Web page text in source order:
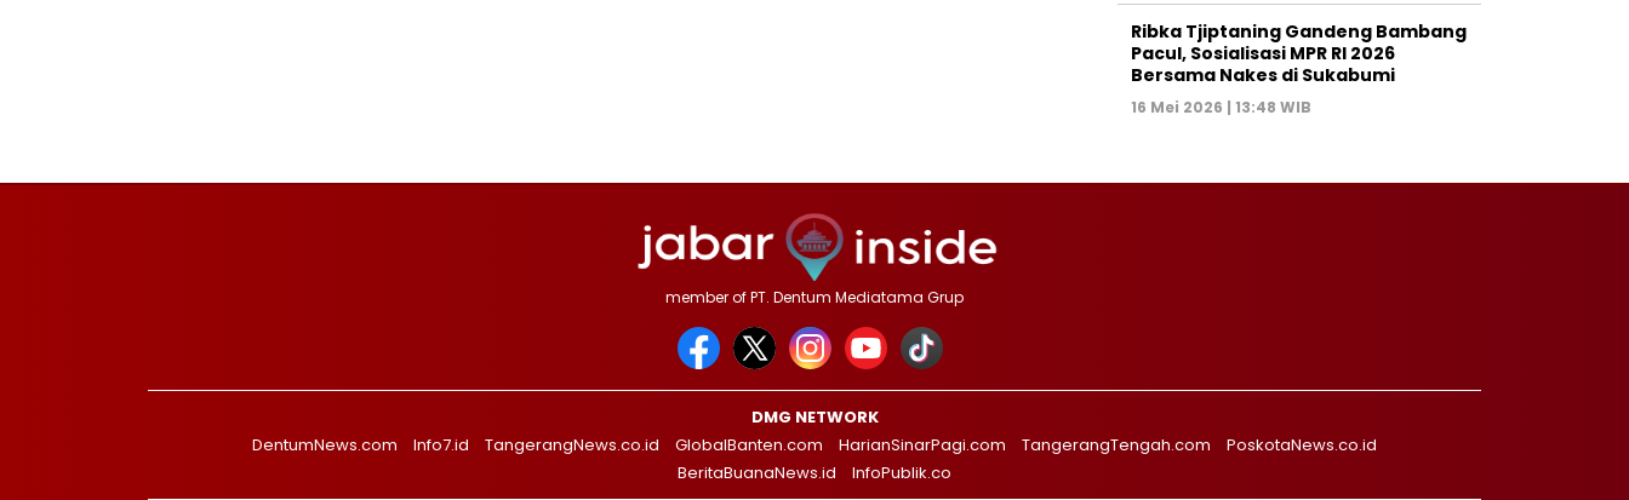
Ribka Tjiptaning Gandeng Bambang
Pacul, Sosialisasi MPR RI 2026
Bersama Nakes di Sukabumi
16 Mei 2026 | 13:48 WIB
member of PT. Dentum Mediatama Grup
DMG NETWORK
DentumNews.com
Info7.id TangerangNews.co.id GlobalBanten.com HarianSinarPagi.com TangerangTengah.com
PoskotaNews.co.id
BeritaBuanaNews.id
InfoPublik.co